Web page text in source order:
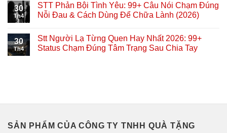
30
Th4
STT Phản Bội Tình Yêu: 99+ Câu Nói Chạm Đúng
Nỗi Đau & Cách Dùng Để Chữa Lành (2026)
30
Th4
Stt Người Lạ Từng Quen Hay Nhất 2026: 99+
Status Chạm Đúng Tâm Trạng Sau Chia Tay
SẢN PHẨM CỦA CÔNG TY TNHH QUÀ TẶNG